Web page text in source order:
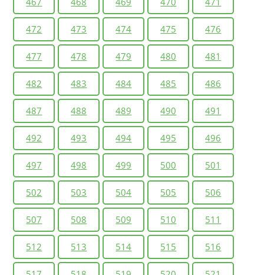
472 473 474 475 476
477 478 479 480 481
482 483 484 485 486
487 488 489 490 491
492 493 494 495 496
497 498 499 500 501
502 503 504 505 506
507 508 509 510 511
512 513 514 515 516